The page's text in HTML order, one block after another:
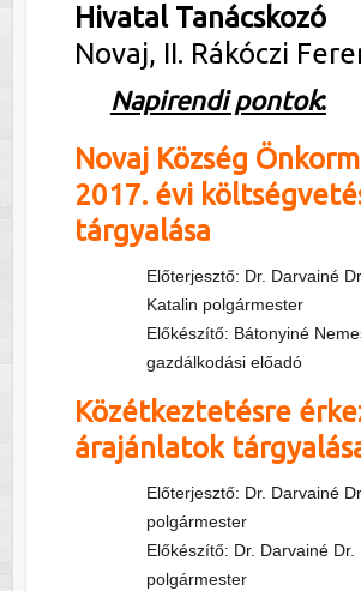
Hivatal Tanácskozó
Novaj, II. Rákóczi
Napirendi pontok:
Novaj Község
2017. évi
tárgyalása
Előterjesztő: Dr. Darvainé
Katalin polgármester
Előkészítő: Bátonyiné
gazdálkodási előadó
Közétkeztetésre
árajánlatok
Előterjesztő: Dr. Darvainé
polgármester
Előkészítő: Dr. Darvainé Dr.
polgármester